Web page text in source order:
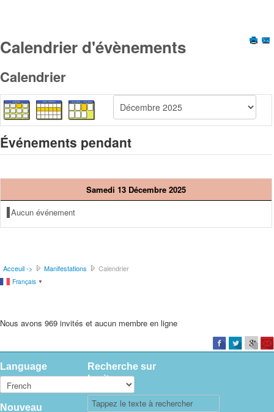
Calendrier d'évènements
Calendrier
Événements pendant
Samedi 13 Décembre 2025
Aucun événement
Acceuil -> Manifestations Calendrier
Français ▼
Nous avons 969 invités et aucun membre en ligne
Language
Nouveau
Recherche sur
le site